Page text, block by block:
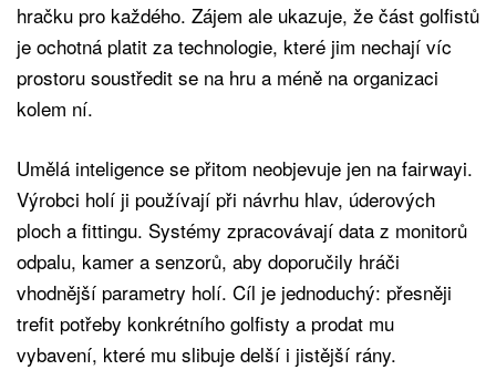
hračku pro každého. Zájem ale ukazuje, že část golfistů
je ochotná platit za technologie, které jim nechají víc
prostoru soustředit se na hru a méně na organizaci
kolem ní.
Umělá inteligence se přitom neobjevuje jen na fairwayi.
Výrobci holí ji používají při návrhu hlav, úderových
ploch a fittingu. Systémy zpracovávají data z monitorů
odpalu, kamer a senzorů, aby doporučily hráči
vhodnější parametry holí. Cíl je jednoduchý: přesněji
trefit potřeby konkrétního golfisty a prodat mu
vybavení, které mu slibuje delší i jistější rány.